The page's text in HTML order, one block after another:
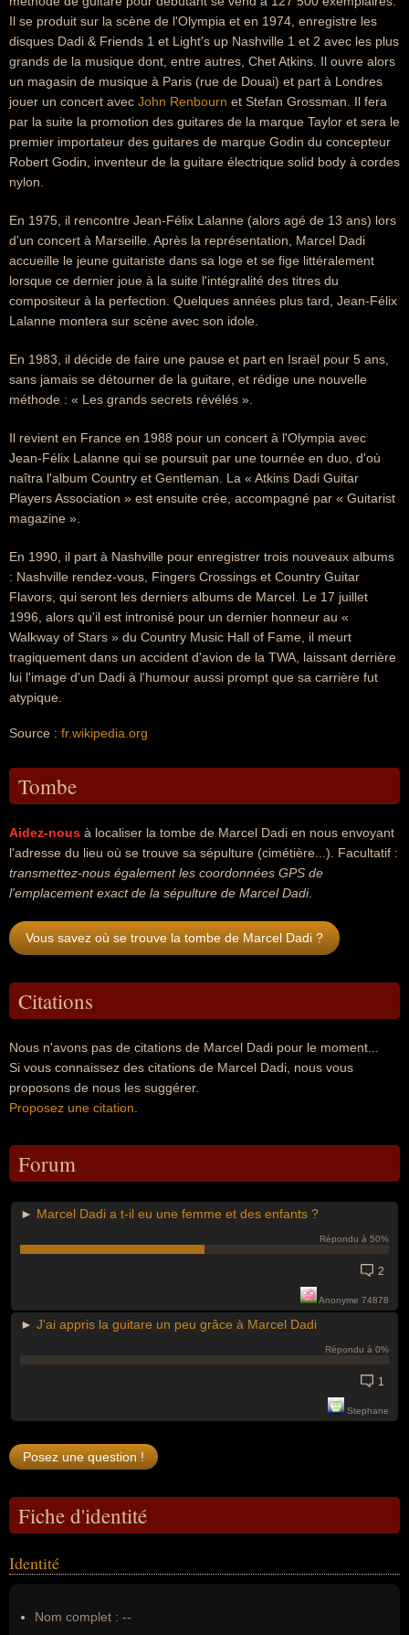
Il se produit sur la scène de l'Olympia et en 1974, enregistre les
disques Dadi & Friends 1 et Light's up Nashville 1 et 2 avec les plus
grands de la musique dont, entre autres, Chet Atkins. Il ouvre alors
un magasin de musique à Paris (rue de Douai) et part à Londres
jouer un concert avec John Renbourn et Stefan Grossman. Il fera
par la suite la promotion des guitares de la marque Taylor et sera le
premier importateur des guitares de marque Godin du concepteur
Robert Godin, inventeur de la guitare électrique solid body à cordes
nylon.
En 1975, il rencontre Jean-Félix Lalanne (alors agé de 13 ans) lors
d'un concert à Marseille. Après la représentation, Marcel Dadi
accueille le jeune guitariste dans sa loge et se fige littéralement
lorsque ce dernier joue à la suite l'intégralité des titres du
compositeur à la perfection. Quelques années plus tard, Jean-Félix
Lalanne montera sur scène avec son idole.
En 1983, il décide de faire une pause et part en Israël pour 5 ans,
sans jamais se détourner de la guitare, et rédige une nouvelle
méthode : « Les grands secrets révélés ».
Il revient en France en 1988 pour un concert à l'Olympia avec
Jean-Félix Lalanne qui se poursuit par une tournée en duo, d'où
naîtra l'album Country et Gentleman. La « Atkins Dadi Guitar
Players Association » est ensuite crée, accompagné par « Guitarist
magazine ».
En 1990, il part à Nashville pour enregistrer trois nouveaux albums
: Nashville rendez-vous, Fingers Crossings et Country Guitar
Flavors, qui seront les derniers albums de Marcel. Le 17 juillet
1996, alors qu'il est intronisé pour un dernier honneur au «
Walkway of Stars » du Country Music Hall of Fame, il meurt
tragiquement dans un accident d'avion de la TWA, laissant derrière
lui l'image d'un Dadi à l'humour aussi prompt que sa carrière fut
atypique.
Source : fr.wikipedia.org
Tombe
Aidez-nous à localiser la tombe de Marcel Dadi en nous envoyant
l'adresse du lieu où se trouve sa sépulture (cimétière...). Facultatif :
transmettez-nous également les coordonnées GPS de
l'emplacement exact de la sépulture de Marcel Dadi.
Vous savez où se trouve la tombe de Marcel Dadi ?
Citations
Nous n'avons pas de citations de Marcel Dadi pour le moment...
Si vous connaissez des citations de Marcel Dadi, nous vous
proposons de nous les suggérer.
Proposez une citation
Forum
► Marcel Dadi a t-il eu une femme et des enfants ?
Répondu à 50%
2
Anonyme 74878
► J'ai appris la guitare un peu grâce à Marcel Dadi
Répondu à 0%
1
Stephane
Fiche d'identité
Identité
Nom complet : --